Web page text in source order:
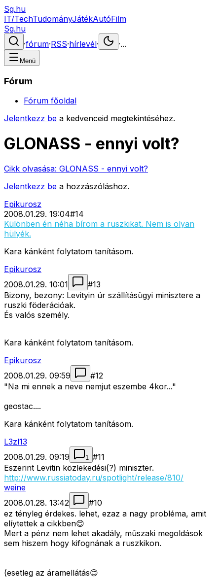
Sg.hu
IT/TechTudományJátékAutóFilm
Sg.hu
·fórum·RSS·hírlevél· ·...
Menü
Fórum
Fórum főoldal
Jelentkezz be a kedvenceid megtekintéséhez.
GLONASS - ennyi volt?
Cikk olvasása: GLONASS - ennyi volt?
Jelentkezz be a hozzászóláshoz.
Epikurosz
2008.01.29. 19:04#14
Különben én néha bírom a ruszkikat. Nem is olyan
hülyék.
Kara kánként folytatom tanításom.
Epikurosz
2008.01.29. 10:01
#13
Bizony, bezony: Levityin úr szállításügyi minisztere a
ruszki föderációak.
És valós személy.
Kara kánként folytatom tanításom.
Epikurosz
2008.01.29. 09:59
#12
"Na mi ennek a neve nemjut eszembe 4kor..."
geostac....
Kara kánként folytatom tanításom.
L3zl13
2008.01.29. 09:19
1 #11
Eszerint Levitin közlekedési(?) miniszter.
http://www.russiatoday.ru/spotlight/release/810/
weine
2008.01.28. 13:42
#10
ez tényleg érdekes. lehet, ezaz a nagy probléma, amit
elíytettek a cikkben😊
Mert a pénz nem lehet akadály, mûszaki megoldások
sem hiszem hogy kifognának a ruszkikon.
(esetleg az áramellátás😊